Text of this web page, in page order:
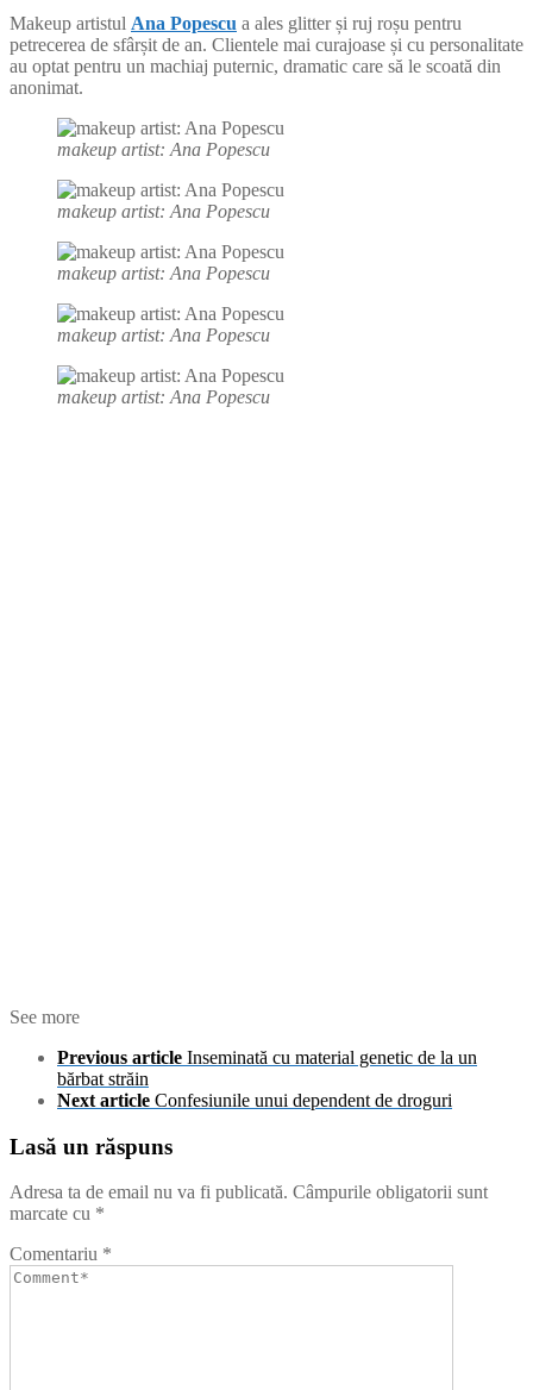
Makeup artistul Ana Popescu a ales glitter și ruj roșu pentru
petrecerea de sfârșit de an. Clientele mai curajoase și cu personalitate
au optat pentru un machiaj puternic, dramatic care să le scoată din
anonimat.
makeup artist: Ana Popescu
makeup artist: Ana Popescu
makeup artist: Ana Popescu
makeup artist: Ana Popescu
makeup artist: Ana Popescu
See more
Previous article Inseminată cu material genetic de la un
bărbat străin
Next article Confesiunile unui dependent de droguri
Lasă un răspuns
Adresa ta de email nu va fi publicată. Câmpurile obligatorii sunt
marcate cu *
Comentariu *